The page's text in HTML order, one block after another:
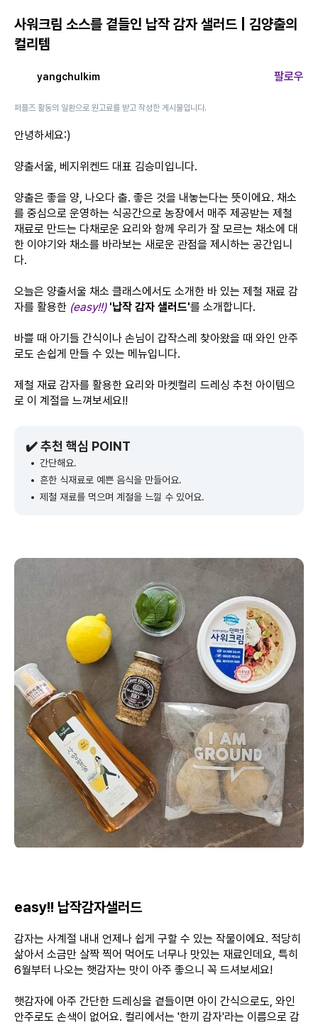
사워크림 소스를 곁들인 납작 감자 샐러드 | 김양출의
컬리템
yangchulkim 팔로우
퍼플즈 활동의 일환으로 원고료를 받고 작성한 게시물입니다.
안녕하세요:)
양출서울, 베지위켄드 대표 김승미입니다.
양출은 좋을 양, 나오다 출. 좋은 것을 내놓는다는 뜻이에요. 채소
를 중심으로 운영하는 식공간으로 농장에서 매주 제공받는 제철
재료로 만드는 다채로운 요리와 함께 우리가 잘 모르는 채소에 대
한 이야기와 채소를 바라보는 새로운 관점을 제시하는 공간입니
다.
오늘은 양출서울 채소 클래스에서도 소개한 바 있는 제철 재료 감
자를 활용한 (easy!!) '납작 감자 샐러드'를 소개합니다.
바쁠 때 아기들 간식이나 손님이 갑작스레 찾아왔을 때 와인 안주
로도 손쉽게 만들 수 있는 메뉴입니다.
제철 재료 감자를 활용한 요리와 마켓컬리 드레싱 추천 아이템으
로 이 계절을 느껴보세요!!
✔️ 추천 핵심 POINT
간단해요.
흔한 식재료로 예쁜 음식을 만들어요.
제철 재료를 먹으며 계절을 느낄 수 있어요.
easy!! 납작감자샐러드
감자는 사계절 내내 언제나 쉽게 구할 수 있는 작물이에요. 적당히
삶아서 소금만 살짝 찍어 먹어도 너무나 맛있는 재료인데요, 특히
6월부터 나오는 햇감자는 맛이 아주 좋으니 꼭 드셔보세요!
햇감자에 아주 간단한 드레싱을 곁들이면 아이 간식으로도, 와인
안주로도 손색이 없어요. 컬리에서는 '한끼 감자'라는 이름으로 감